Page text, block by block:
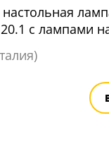
с лампами